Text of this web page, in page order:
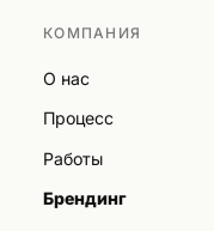
КОМПАНИЯ
О нас
Процесс
Работы
Брендинг